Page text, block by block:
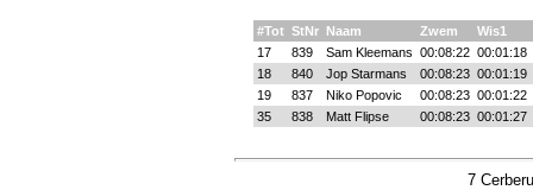
#Tot StNr Naam Zwem
Wis1
17
839 Sam Kleemans 00:08:22 00:01:18
18
840 Jop Starmans 00:08:23 00:01:19
19
837 Niko Popovic 00:08:23 00:01:22
35
838 Matt Flipse 00:08:23 00:01:27
7